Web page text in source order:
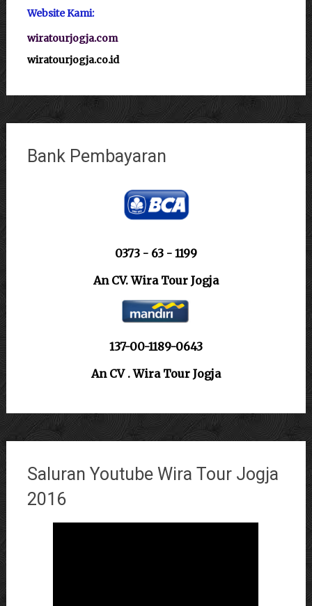
Website Kami:
wiratourjogja.com
wiratourjogja.co.id
Bank Pembayaran
0373 - 63 - 1199
An CV. Wira Tour Jogja
137-00-1189-0643
An CV . Wira Tour Jogja
Saluran Youtube Wira Tour Jogja
2016